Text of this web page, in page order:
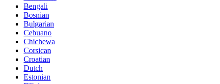
Bengali
Bosnian
Bulgarian
Cebuano
Chichewa
Corsican
Croatian
Dutch
Estonian